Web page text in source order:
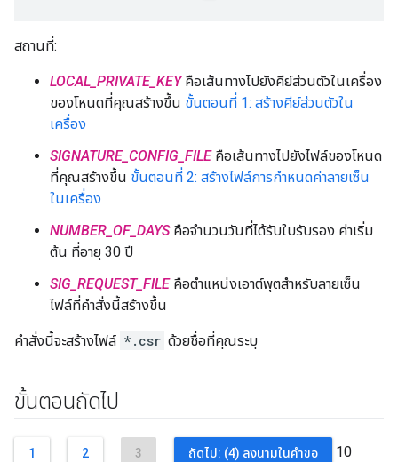
สถานที่:
LOCAL_PRIVATE_KEYคือเส้นทางไปยังคีย์ส่วนตัวในเครื่อง
ของโหนดที่คุณสร้างขึ้น ขั้นตอนที่ 1: สร้างคีย์ส่วนตัวใน
เครื่อง
SIGNATURE_CONFIG_FILEคือเส้นทางไปยังไฟล์ของโหนด
ที่คุณสร้างขึ้น ขั้นตอนที่ 2: สร้างไฟล์การกำหนดค่าลายเซ็น
ในเครื่อง
NUMBER_OF_DAYSคือจำนวนวันที่ได้รับใบรับรอง ค่าเริ่ม
ต้น ที่อายุ 30 ปี
SIG_REQUEST_FILEคือตำแหน่งเอาต์พุตสำหรับลายเซ็น
ไฟล์ที่คำสั่งนี้สร้างขึ้น
คำสั่งนี้จะสร้างไฟล์ *.csr ด้วยชื่อที่คุณระบุ
ขั้นตอนถัดไป
1 2 3 ถัดไป: (4) ลงนามในคำขอ 10